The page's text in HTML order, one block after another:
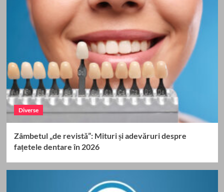
Diverse
Zâmbetul „de revistă”: Mituri și adevăruri despre
fațetele dentare în 2026